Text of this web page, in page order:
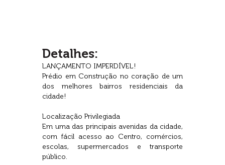
Detalhes:
LANÇAMENTO IMPERDÍVEL!
Prédio em Construção no coração de um
dos melhores bairros residenciais da
cidade!
Localização Privilegiada
Em uma das principais avenidas da cidade,
com fácil acesso ao Centro, comércios,
escolas, supermercados e transporte
público.